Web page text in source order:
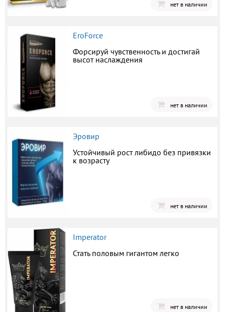
нет в наличии
EroForce
Форсируй чувственность и достигай
высот наслаждения
нет в наличии
Эровир
Устойчивый рост либидо без привязки
к возрасту
нет в наличии
Imperator
Стать половым гигантом легко
нет в наличии